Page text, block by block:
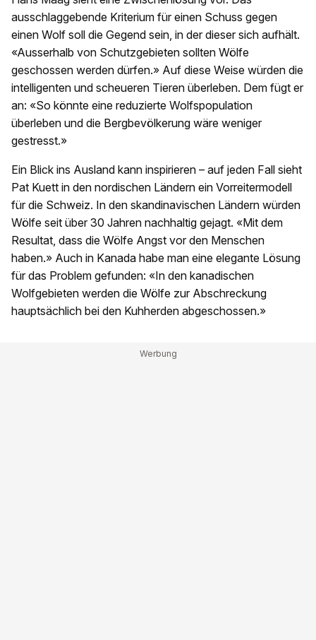
ausschlaggebende Kriterium für einen Schuss gegen
einen Wolf soll die Gegend sein, in der dieser sich aufhält.
«Ausserhalb von Schutzgebieten sollten Wölfe
geschossen werden dürfen.» Auf diese Weise würden die
intelligenten und scheueren Tieren überleben. Dem fügt er
an: «So könnte eine reduzierte Wolfspopulation
überleben und die Bergbevölkerung wäre weniger
gestresst.»
Ein Blick ins Ausland kann inspirieren – auf jeden Fall sieht
Pat Kuett in den nordischen Ländern ein Vorreitermodell
für die Schweiz. In den skandinavischen Ländern würden
Wölfe seit über 30 Jahren nachhaltig gejagt. «Mit dem
Resultat, dass die Wölfe Angst vor den Menschen
haben.» Auch in Kanada habe man eine elegante Lösung
für das Problem gefunden: «In den kanadischen
Wolfgebieten werden die Wölfe zur Abschreckung
hauptsächlich bei den Kuhherden abgeschossen.»